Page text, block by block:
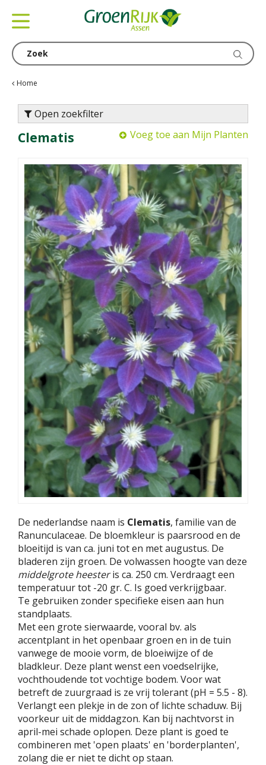
Home
Open zoekfilter
Clematis Voeg toe aan Mijn Planten
De nederlandse naam is Clematis, familie van de
Ranunculaceae. De bloemkleur is paarsrood en de
bloeitijd is van ca. juni tot en met augustus. De
bladeren zijn groen. De volwassen hoogte van deze
middelgrote heesteris ca. 250 cm. Verdraagt een
temperatuur tot -20 gr. C. Is goed verkrijgbaar.
Te gebruiken zonder specifieke eisen aan hun
standplaats.
Met een grote sierwaarde, vooral bv. als
accentplant in het openbaar groen en in de tuin
vanwege de mooie vorm, de bloeiwijze of de
bladkleur. Deze plant wenst een voedselrijke,
vochthoudende tot vochtige bodem. Voor wat
betreft de zuurgraad is ze vrij tolerant (pH = 5.5 - 8).
Verlangt een plekje in de zon of lichte schaduw. Bij
voorkeur uit de middagzon. Kan bij nachtvorst in
april-mei schade oplopen. Deze plant is goed te
combineren met 'open plaats' en 'borderplanten',
zolang die er niet te dicht op staan.